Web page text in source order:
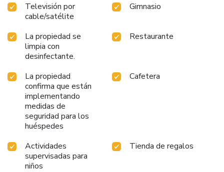
Televisión por
cable/satélite
Gimnasio
La propiedad se
limpia con
desinfectante.
Restaurante
La propiedad
confirma que están
implementando
medidas de
seguridad para los
huéspedes
Cafetera
Actividades
supervisadas para
niños
Tienda de regalos